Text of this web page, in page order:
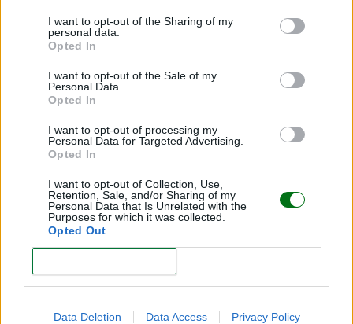
I want to opt-out of the Sharing of my
personal data.
Opted In
I want to opt-out of the Sale of my
Personal Data.
Opted In
I want to opt-out of processing my
Personal Data for Targeted Advertising.
Opted In
I want to opt-out of Collection, Use,
Retention, Sale, and/or Sharing of my
Personal Data that Is Unrelated with the
Purposes for which it was collected.
Opted Out
Data Deletion Data Access Privacy Policy
Cuentos de dinosaurios para niños: ¡los 10 que le